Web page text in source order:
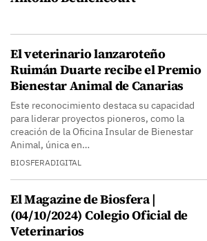
El veterinario lanzaroteño
Ruimán Duarte recibe el Premio
Bienestar Animal de Canarias
Este reconocimiento destaca su capacidad
para liderar proyectos pioneros, como la
creación de la Oficina Insular de Bienestar
Animal, única en…
BIOSFERADIGITAL
El Magazine de Biosfera |
(04/10/2024) Colegio Oficial de
Veterinarios